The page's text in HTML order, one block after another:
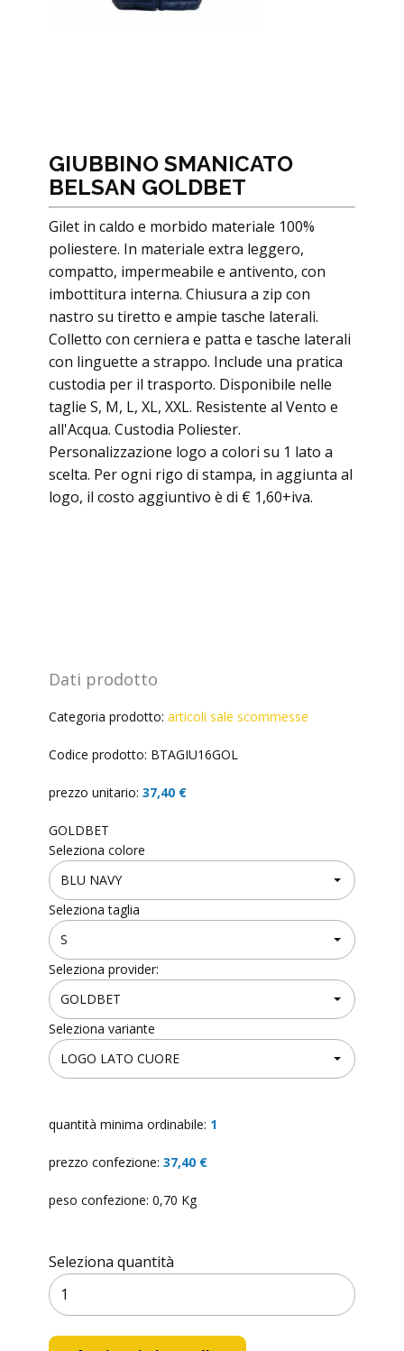
GIUBBINO SMANICATO
BELSAN GOLDBET
Gilet in caldo e morbido materiale 100%
poliestere. In materiale extra leggero,
compatto, impermeabile e antivento, con
imbottitura interna. Chiusura a zip con
nastro su tiretto e ampie tasche laterali.
Colletto con cerniera e patta e tasche laterali
con linguette a strappo. Include una pratica
custodia per il trasporto. Disponibile nelle
taglie S, M, L, XL, XXL. Resistente al Vento e
all'Acqua. Custodia Poliester.
Personalizzazione logo a colori su 1 lato a
scelta. Per ogni rigo di stampa, in aggiunta al
logo, il costo aggiuntivo è di € 1,60+iva.
Dati prodotto
Categoria prodotto: articoli sale scommesse
Codice prodotto: BTAGIU16GOL
prezzo unitario: 37,40 €
GOLDBET
Seleziona colore
Seleziona taglia
Seleziona provider:
Seleziona variante
quantità minima ordinabile: 1
prezzo confezione: 37,40 €
peso confezione: 0,70 Kg
Seleziona quantità